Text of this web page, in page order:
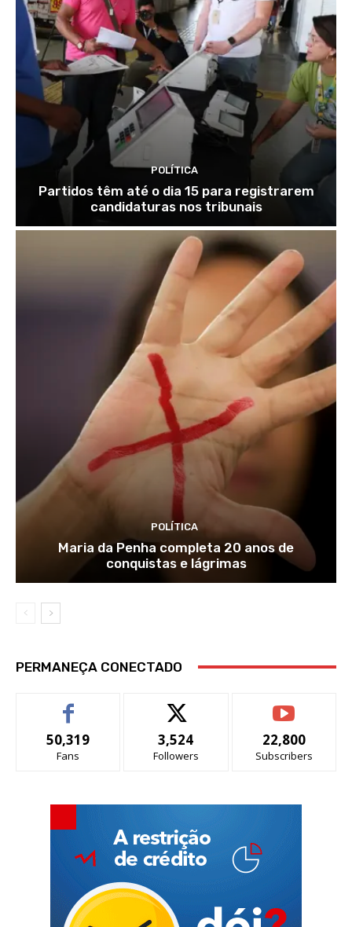
POLÍTICA
Partidos têm até o dia 15 para registrarem
candidaturas nos tribunais
POLÍTICA
Maria da Penha completa 20 anos de
conquistas e lágrimas
PERMANEÇA CONECTADO
50,319
Fans
3,524
Followers
22,800
Subscribers